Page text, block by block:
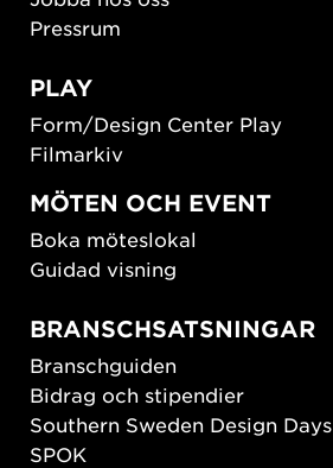
Pressrum
PLAY
Form/Design Center Play
Filmarkiv
MÖTEN OCH EVENT
Boka möteslokal
Guidad visning
BRANSCHSATSNINGAR
Branschguiden
Bidrag och stipendier
Southern Sweden Design Days
SPOK